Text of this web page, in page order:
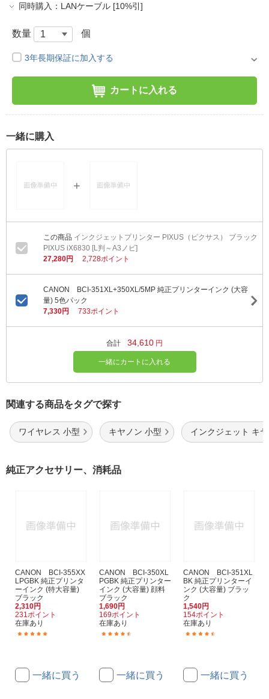
同時購入：LANケーブル [10%引]
数量 個
3年長期保証に加入する
カートに入れる
一緒に購入
インクジェットプリンター PIXUS（ピクサス） ブラック
PIXUS iX6830 [L判～A3ノビ]
27,280円
2,728ポイント
CANON BCI-351XL+350XL/5MP 純正プリンターインク (大容
量) 5色パック
7,330円
733ポイント
合計 34,610 円
一緒にカートに入れる
関連する商品をタグで探す
ワイヤレス 小型 キヤノン 小型 インクジェット キ
純正アクセサリー、消耗品
CANON BCI-355XX
LPGBK 純正プリンタ
ーインク (特大容量)
ブラック
2,310円
231ポイント
在庫あり
一緒に買う
CANON BCI-350XL
PGBK 純正プリンター
インク (大容量) 顔料
ブラック
1,690円
169ポイント
在庫あり
一緒に買う
CANON BCI-351XL
BK 純正プリンターイ
ンク (大容量) ブラッ
ク
1,540円
154ポイント
在庫あり
一緒に買う